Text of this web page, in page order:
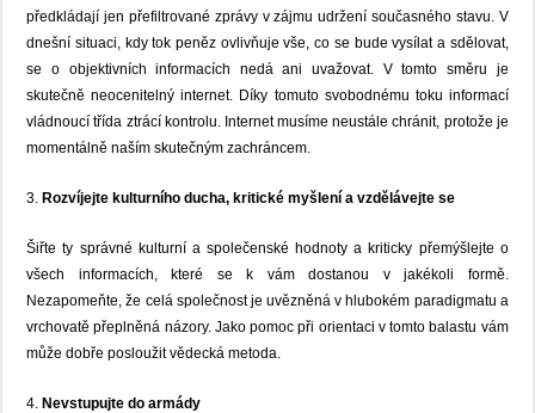
předkládají jen přefiltrované zprávy v zájmu udržení současného stavu. V
dnešní situaci, kdy tok peněz ovlivňuje vše, co se bude vysílat a sdělovat,
se o objektivních informacích nedá ani uvažovat. V tomto směru je
skutečně neocenitelný internet. Díky tomuto svobodnému toku informací
vládnoucí třída ztrácí kontrolu. Internet musíme neustále chránit, protože je
momentálně naším skutečným zachráncem.
3. Rozvíjejte kulturního ducha, kritické myšlení a vzdělávejte se
Šiřte ty správné kulturní a společenské hodnoty a kriticky přemýšlejte o
všech informacích, které se k vám dostanou v jakékoli formě.
Nezapomeňte, že celá společnost je uvězněná v hlubokém paradigmatu a
vrchovatě přeplněná názory. Jako pomoc při orientaci v tomto balastu vám
může dobře posloužit vědecká metoda.
4. Nevstupujte do armády